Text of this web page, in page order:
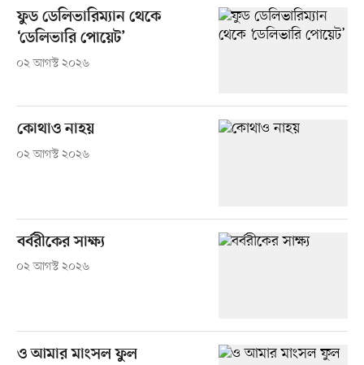
ফুড ডেলিভারিম্যান থেকে
‘ডেলিভারি পোয়েট’
০২ আগস্ট ২০২৬
কোথাও নাহয়
০২ আগস্ট ২০২৬
বর্বরীকের সাক্ষ্য
০২ আগস্ট ২০২৬
ও আমার মাংসল ফুল